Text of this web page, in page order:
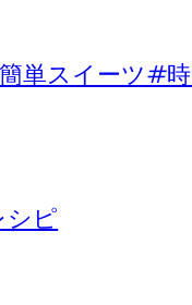
スイーツ#時
ピ